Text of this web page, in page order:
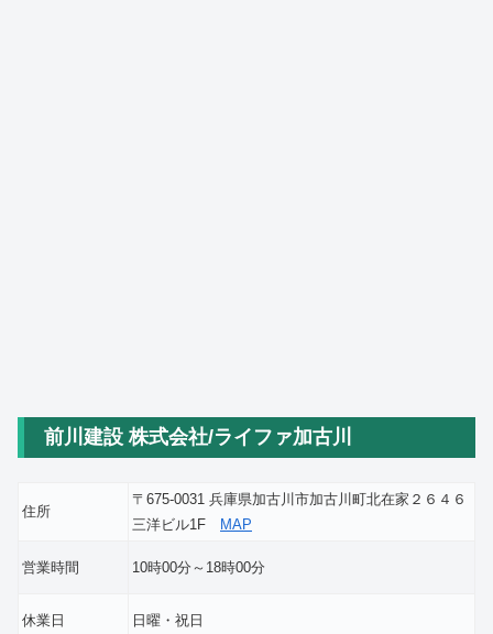
前川建設 株式会社/ライファ加古川
住所
〒675-0031 兵庫県加古川市加古川町北在家２６４６
三洋ビル1F
MAP
営業時間 10時00分～18時00分
休業日 日曜・祝日